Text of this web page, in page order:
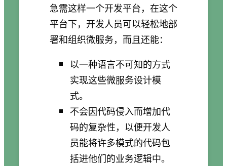
急需这样一个开发平台，在这个
平台下，开发人员可以轻松地部
署和组织微服务，而且还能：
以一种语言不可知的方式
实现这些微服务设计模
式。
不会因代码侵入而增加代
码的复杂性，以便开发人
员能将许多模式的代码包
括进他们的业务逻辑中。